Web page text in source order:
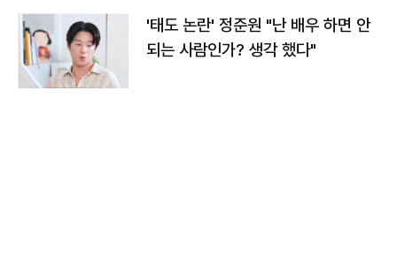
'태도 논란' 정준원 "난 배우 하면 안
되는 사람인가? 생각 했다"